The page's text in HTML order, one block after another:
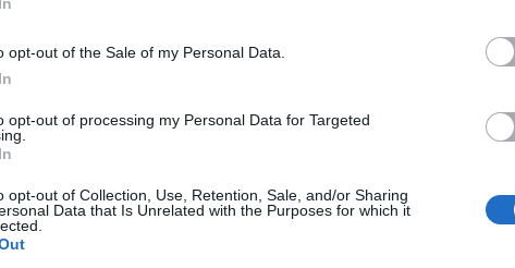
opt-out of the Sale of my Personal Data.
opt-out of processing my Personal Data for Targeted
opt-out of Collection, Use, Retention, Sale, and/or Sharing
Data that Is Unrelated with the Purposes for which it